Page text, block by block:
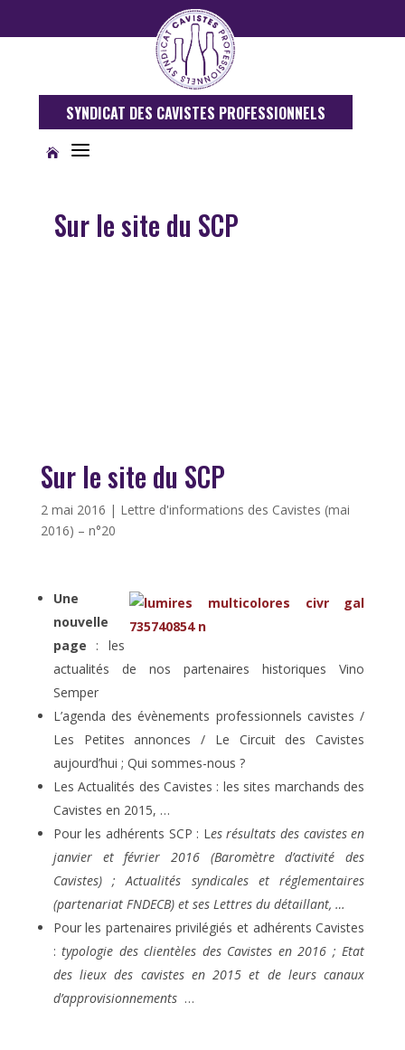
SYNDICAT DES CAVISTES PROFESSIONNELS
 a
Sur le site du SCP
Sur le site du SCP
2 mai 2016 | Lettre d'informations des Cavistes (mai
2016) – n°20
Une
nouvelle
page : les
actualités de nos partenaires historiques Vino
Semper
L’agenda des évènements professionnels cavistes /
Les Petites annonces / Le Circuit des Cavistes
aujourd’hui ; Qui sommes-nous ?
Les Actualités des Cavistes : les sites marchands des
Cavistes en 2015, …
Pour les adhérents SCP : Les résultats des cavistes en
janvier et février 2016 (Baromètre d’activité des
Cavistes) ; Actualités syndicales et réglementaires
(partenariat FNDECB) et ses Lettres du détaillant, …
Pour les partenaires privilégiés et adhérents Cavistes
:typologie des clientèles des Cavistes en 2016 ; Etat
des lieux des cavistes en 2015 et de leurs canaux
d’approvisionnements …